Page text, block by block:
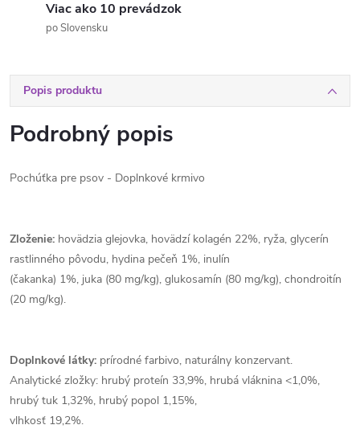
Viac ako 10 prevádzok
po Slovensku
Popis produktu
Podrobný popis
Pochúťka pre psov - Doplnkové krmivo
Zloženie: hovädzia glejovka, hovädzí kolagén 22%, ryža, glycerín
rastlinného pôvodu, hydina pečeň 1%, inulín
(čakanka) 1%, juka (80 mg/kg), glukosamín (80 mg/kg), chondroitín
(20 mg/kg).
Doplnkové látky: prírodné farbivo, naturálny konzervant.
Analytické zložky: hrubý proteín 33,9%, hrubá vláknina <1,0%,
hrubý tuk 1,32%, hrubý popol 1,15%,
vlhkosť 19,2%.